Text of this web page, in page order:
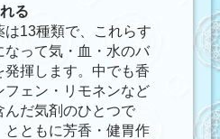
る
13種類で、これらす
って気・血・水のバ
揮します。中でも香
フェン・リモネンなど
んだ気剤のひとつで
ともに芳香・健胃作